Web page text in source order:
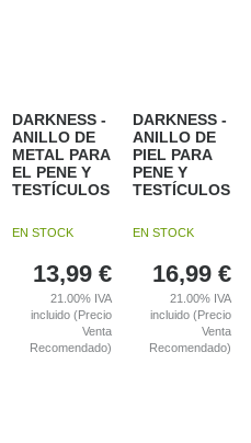
DARKNESS -
ANILLO DE
METAL PARA
EL PENE Y
TESTÍCULOS
EN STOCK
13,99 €
21.00% IVA
incluido (Precio
Venta
Recomendado)
DARKNESS -
ANILLO DE
PIEL PARA
PENE Y
TESTÍCULOS
EN STOCK
16,99 €
21.00% IVA
incluido (Precio
Venta
Recomendado)